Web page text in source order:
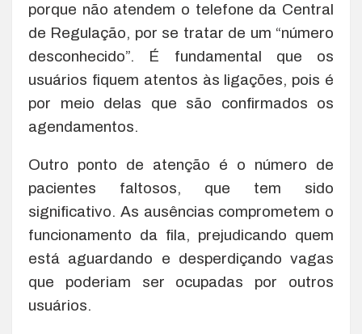
porque não atendem o telefone da Central
de Regulação, por se tratar de um “número
desconhecido”. É fundamental que os
usuários fiquem atentos às ligações, pois é
por meio delas que são confirmados os
agendamentos.
Outro ponto de atenção é o número de
pacientes faltosos, que tem sido
significativo. As ausências comprometem o
funcionamento da fila, prejudicando quem
está aguardando e desperdiçando vagas
que poderiam ser ocupadas por outros
usuários.